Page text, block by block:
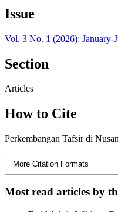
Issue
Vol. 3 No. 1 (2026): January-
Section
Articles
How to Cite
Perkembangan Tafsir di
More Citation Formats
Most read articles by